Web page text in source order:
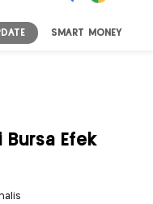
SMART MONEY
Bursa Efek